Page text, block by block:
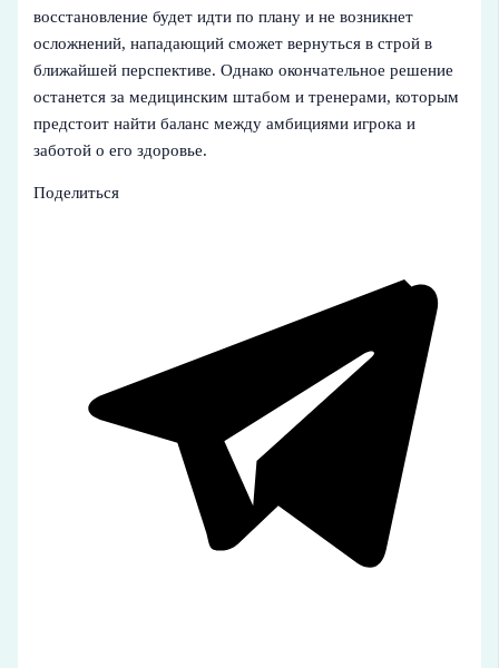
восстановление будет идти по плану и не возникнет
осложнений, нападающий сможет вернуться в строй в
ближайшей перспективе. Однако окончательное решение
останется за медицинским штабом и тренерами, которым
предстоит найти баланс между амбициями игрока и
заботой о его здоровье.
Поделиться